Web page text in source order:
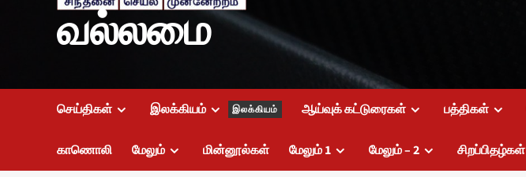
வல்லமை
செய்திகள் இலக்கியம் இலக்கியம் ஆய்வுக் கட்டுரைகள் பத்திகள்
காணொலி மேலும் மின்னூல்கள் மேலும் 1 மேலும் – 2 சிறப்பிதழ்கள்